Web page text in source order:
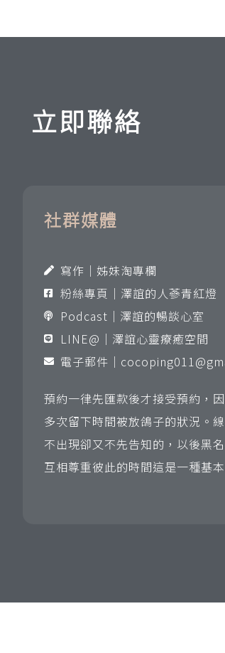
立即聯絡
社群媒體
寫作｜姊妹淘專欄
粉絲專頁｜澤誼的人蔘青紅燈
Podcast｜澤誼的暢談心室
LINE@｜澤誼心靈療癒空間
電子郵件｜
預約一律先匯款後才接受預約，
多次留下時間被放鴿子的狀況。
不出現卻又不先告知的，以後黑
互相尊重彼此的時間這是一種基